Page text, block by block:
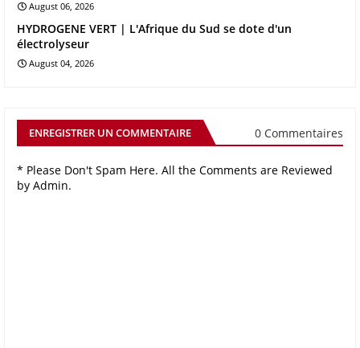
August 06, 2026
HYDROGENE VERT | L'Afrique du Sud se dote d'un
électrolyseur
August 04, 2026
ENREGISTRER UN COMMENTAIRE 0 Commentaires
* Please Don't Spam Here. All the Comments are Reviewed
by Admin.